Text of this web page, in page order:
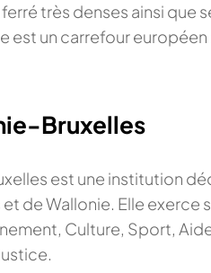
très denses ainsi que
est un carrefour
Bruxelles
est une institution
de Wallonie. Elle exerce
Culture, Sport,